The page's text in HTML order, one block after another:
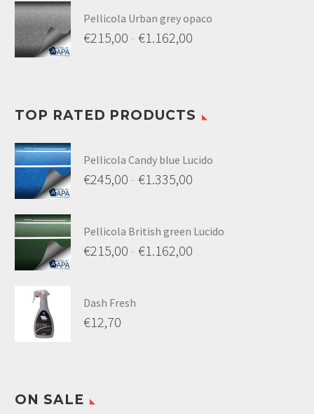
a
€1.162,00
prezzo:
€1.162,00
Pellicola Urban grey opaco
€215,00 - €1.162,00
da
a
€1.162,00
TOP RATED PRODUCTS
Pellicola Candy blue Lucido
€245,00 - €1.335,00
prezzo:
a
€1.335,00
Pellicola British green Lucido
€215,00 - €1.162,00
prezzo:
€1.162,00
Dash Fresh
€12,70
ON SALE